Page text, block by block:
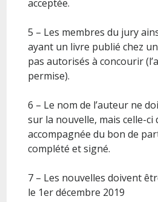
acceptée.
5 – Les membres du jury
ayant un livre publié chez
pas autorisés à concourir
permise).
6 – Le nom de l’auteur ne
sur la nouvelle, mais celle-ci
accompagnée du bon de
complété et signé.
7 – Les nouvelles doivent
le 1er décembre 2019